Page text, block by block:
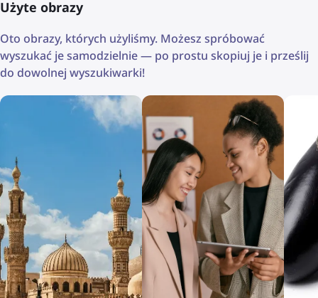
Użyte obrazy
Oto obrazy, których użyliśmy. Możesz spróbować
wyszukać je samodzielnie — po prostu skopiuj je i prześlij
do dowolnej wyszukiwarki!